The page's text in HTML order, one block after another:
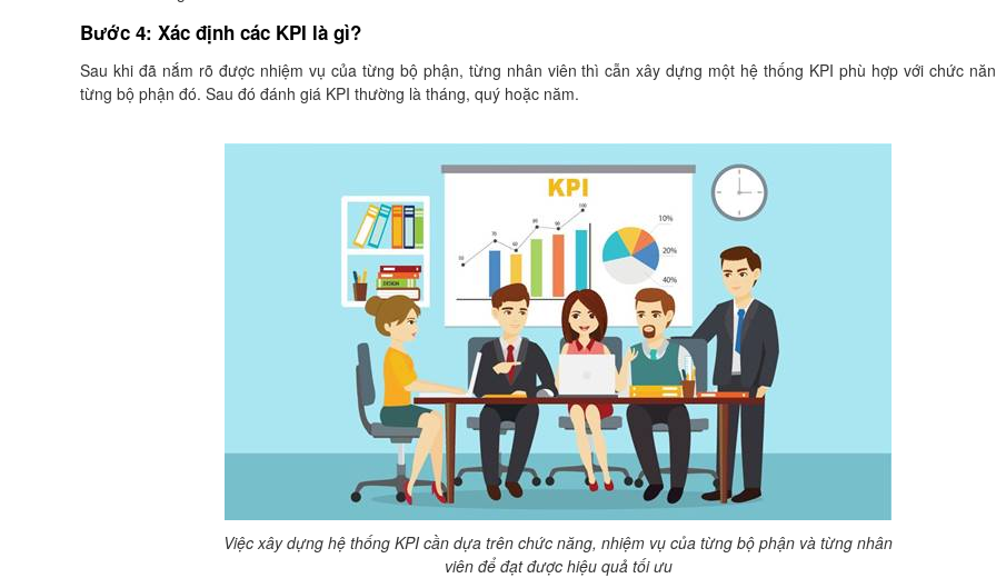
Bước 4: Xác định các KPI là gì?
Sau khi đã nắm rõ được nhiệm vụ của từng bộ phận, từng nhân viên thì cẫn xây dựng một hệ thống KPI phù hợp với chức
từng bộ phận đó. Sau đó đánh giá KPI thường là tháng, quý hoặc năm.
Việc xây dựng hệ thống KPI cần dựa trên chức năng, nhiệm vụ của từng bộ phận và từng nhân
viên để đạt được hiệu quả tối ưu